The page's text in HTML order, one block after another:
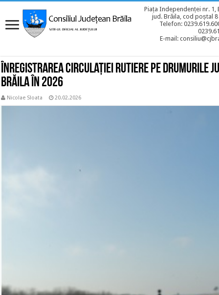
Piața Independenței nr. 1,
jud. Brăila, cod poștal
Telefon:
E-mail:
Înregistrarea circulației rutiere pe drumurile
Brăila în 2026
Nicolae Sloata 20.02.2026